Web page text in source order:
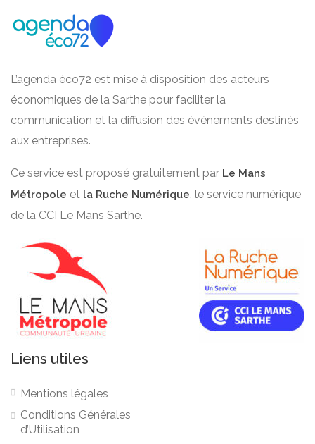
L’agenda éco72 est mise à disposition des acteurs
économiques de la Sarthe pour faciliter la
communication et la diffusion des évènements destinés
aux entreprises.
Ce service est proposé gratuitement par Le Mans
Métropole et la Ruche Numérique, le service numérique
de la CCI Le Mans Sarthe.
Liens utiles
Mentions légales
Conditions Générales
d’Utilisation